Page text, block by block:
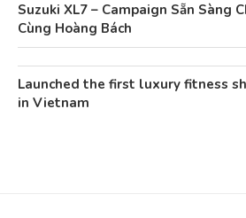
Suzuki XL7 – Campaign Sẵn Sàng
Cùng Hoàng Bách
Launched the first luxury fitness
in Vietnam